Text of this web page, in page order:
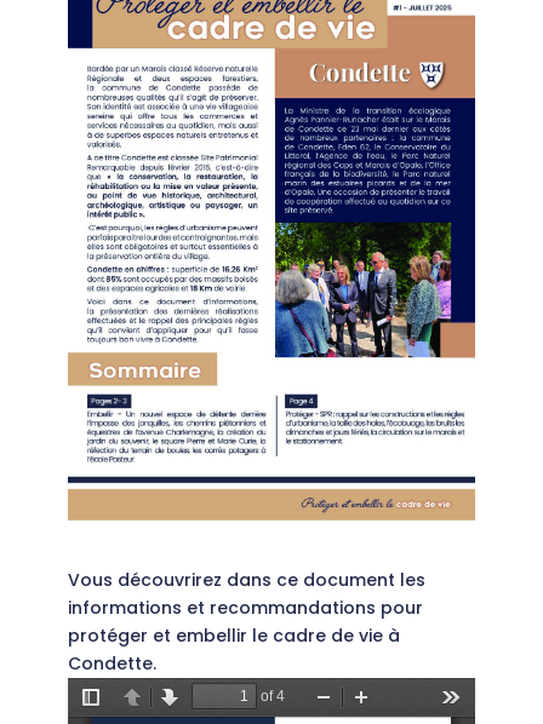
Vous découvrirez dans ce document les
informations et recommandations pour
protéger et embellir le cadre de vie à
Condette.